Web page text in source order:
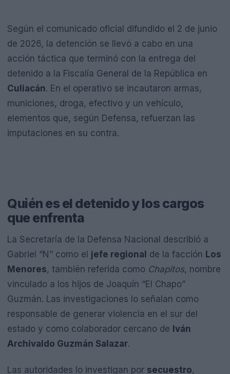
Según el comunicado oficial difundido el 2 de junio
de 2026, la detención se llevó a cabo en una
acción táctica que terminó con la entrega del
detenido a la Fiscalía General de la República en
Culiacán. En el operativo se incautaron armas,
municiones, droga, efectivo y un vehículo,
elementos que, según Defensa, refuerzan las
imputaciones en su contra.
Quién es el detenido y los cargos
que enfrenta
La Secretaría de la Defensa Nacional describió a
Gabriel “N” como el jefe regional de la facción Los
Menores, también referida como Chapitos, nombre
vinculado a los hijos de Joaquín “El Chapo”
Guzmán. Las investigaciones lo señalan como
responsable de generar violencia en el sur del
estado y como colaborador cercano de Iván
Archivaldo Guzmán Salazar.
Las autoridades lo investigan por secuestro,